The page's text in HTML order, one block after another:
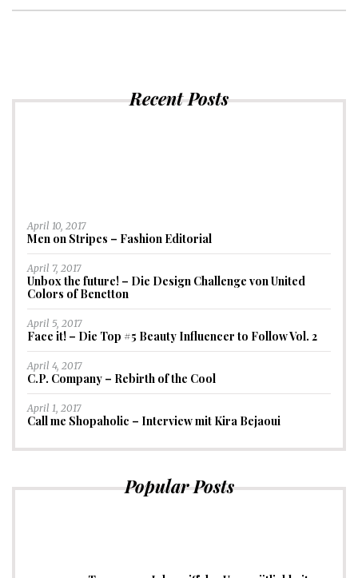
Recent Posts
April 10, 2017
Men on Stripes – Fashion Editorial
April 7, 2017
Unbox the future! – Die Design Challenge von United
Colors of Benetton
April 5, 2017
Face it! – Die Top #5 Beauty Influencer to Follow Vol. 2
April 4, 2017
C.P. Company – Rebirth of the Cool
April 1, 2017
Call me Shopaholic – Interview mit Kira Bejaoui
Popular Posts